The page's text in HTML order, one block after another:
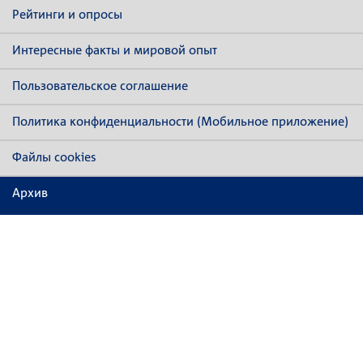
Рейтинги и опросы
Интересные факты и мировой опыт
Пользовательское соглашение
Политика конфиденциальности (Мобильное приложение)
Файлы cookies
Архив